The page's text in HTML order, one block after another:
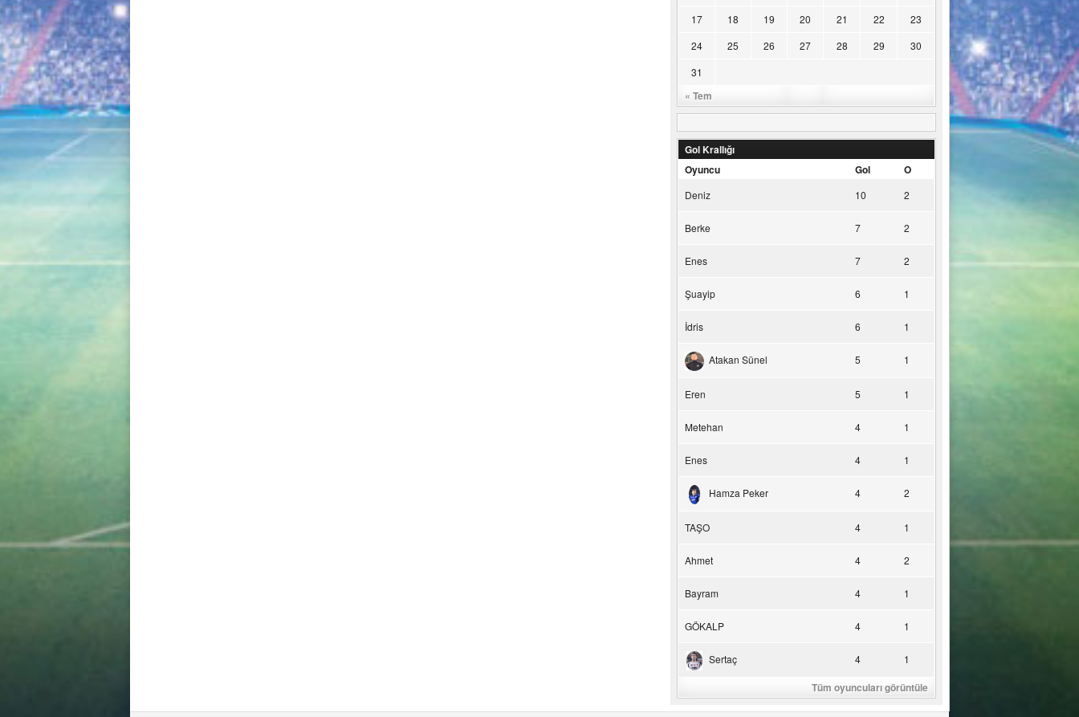
« Tem
17
18 19 20 21 22
23
24
25 26 27 28 29
30
31
Gol Krallığı
Oyuncu
Gol O
Deniz 10 2
Berke 7 2
Enes 7 2
Şuayip 6 1
İdris 6 1
Atakan Sünel 5 1
Eren 5 1
Metehan 4 1
Enes 4 1
Hamza Peker 4 2
TAŞO 4 1
Ahmet 4 2
Bayram 4 1
GÖKALP 4 1
Sertaç 4 1
Tüm oyuncuları görüntüle